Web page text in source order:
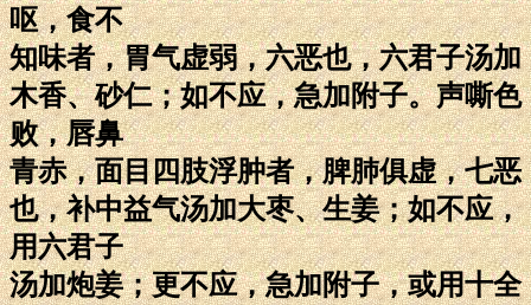
呕，食不
知味者，胃气虚弱，六恶也，六君子汤加
木香、砂仁；如不应，急加附子。声嘶色
败，唇鼻
青赤，面目四肢浮肿者，脾肺俱虚，七恶
也，补中益气汤加大枣、生姜；如不应，
用六君子
汤加炮姜；更不应，急加附子，或用十全